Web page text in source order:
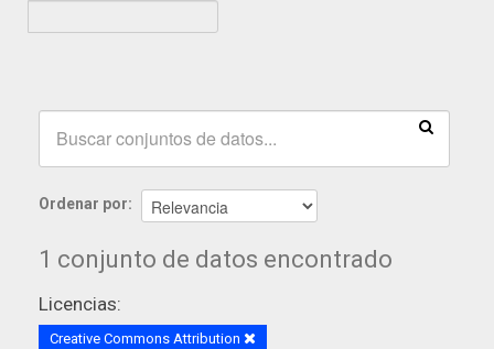
Ordenar por
1 conjunto de datos encontrado
Licencias:
Creative Commons Attribution